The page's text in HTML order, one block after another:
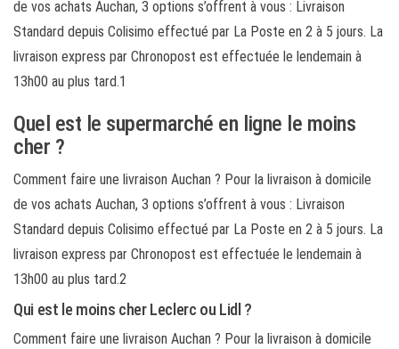
de vos achats Auchan, 3 options s’offrent à vous : Livraison
Standard depuis Colisimo effectué par La Poste en 2 à 5 jours. La
livraison express par Chronopost est effectuée le lendemain à
13h00 au plus tard.1
Quel est le supermarché en ligne le moins
cher ?
Comment faire une livraison Auchan ? Pour la livraison à domicile
de vos achats Auchan, 3 options s’offrent à vous : Livraison
Standard depuis Colisimo effectué par La Poste en 2 à 5 jours. La
livraison express par Chronopost est effectuée le lendemain à
13h00 au plus tard.2
Qui est le moins cher Leclerc ou Lidl ?
Comment faire une livraison Auchan ? Pour la livraison à domicile